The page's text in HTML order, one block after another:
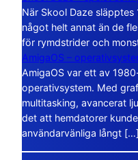
När Skool Daze
något helt annat än de
för rymdstrider och
AmigaOS –
AmigaOS var ett av
operativsystem. Med
multitasking, avancerat
det att hemdatorer
användarvänliga långt […]